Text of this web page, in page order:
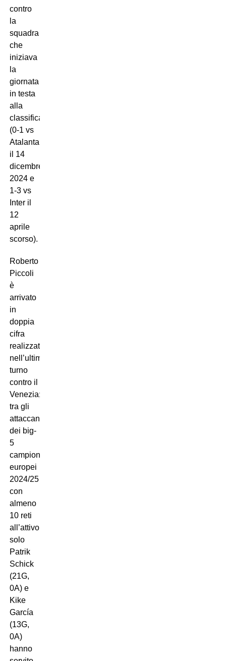
contro
la
squadra
che
iniziava
la
giornata
in testa
alla
classifica
(0-1 vs
Atalanta
il 14
dicembre
2024 e
1-3 vs
Inter il
12
aprile
scorso).
Roberto
Piccoli
è
arrivato
in
doppia
cifra
realizzativa
nell’ultimo
turno
contro il
Venezia;
tra gli
attaccanti
dei big-
5
campionati
europei
2024/25
con
almeno
10 reti
all’attivo,
solo
Patrik
Schick
(21G,
0A) e
Kike
García
(13G,
0A)
hanno